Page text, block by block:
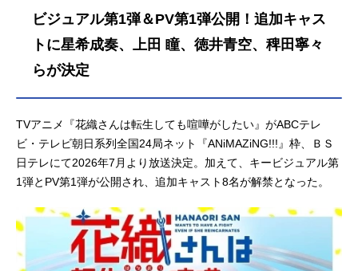
紬奈愛琉：内田真礼スタッフ原作：
氷川へきる（講談社「モーニング・
イン：奥田陽介美術監督：綾田如香
公滉撮影：旭プロダクション編集：e
ditz音響監督：納谷僚介音響効果：小
林亜依里 野崎博樹音響制作：スタ
ジオマウス音楽：橋本由香利 R...
ビジュアル第1弾＆PV第1弾公開！追加キャス
トに星希成奏、上田 瞳、徳井青空、稗田寧々
らが決定
TVアニメ『花織さんは転生しても喧嘩がしたい』がABCテレ
ビ・テレビ朝日系列全国24局ネット『ANiMAZiNG!!!』枠、ＢＳ
日テレにて2026年7月より放送決定。加えて、キービジュアル第
1弾とPV第1弾が公開され、追加キャスト8名が解禁となった。